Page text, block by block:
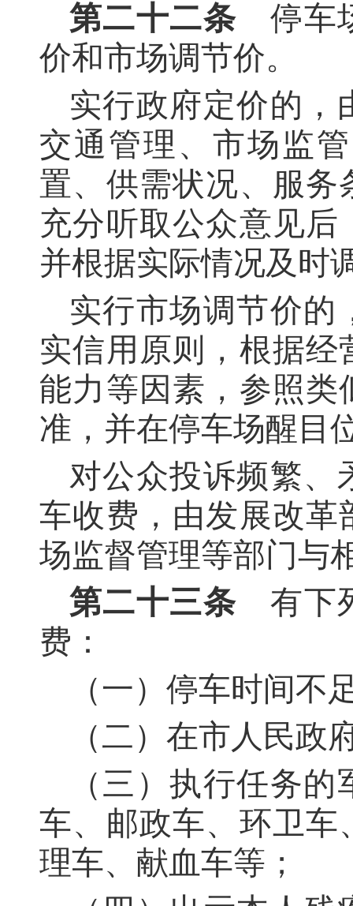
第二十二条 停车
价和市场调节价。
实行政府定价的，
交通管理、市场监
置、供需状况、服
充分听取公众意见
并根据实际情况及时
实行市场调节价的
实信用原则，根据
能力等因素，参照
准，并在停车场醒目
对公众投诉频繁、
车收费，由发展改革
场监督管理等部门与
第二十三条 有下
费：
（一）停车时间不
（二）在市人民政
（三）执行任务
车、邮政车、环卫车
理车、献血车等；